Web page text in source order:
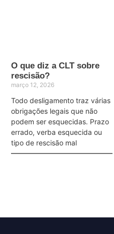
O que diz a CLT sobre
rescisão?
março 12, 2026
Todo desligamento traz várias
obrigações legais que não
podem ser esquecidas. Prazo
errado, verba esquecida ou
tipo de rescisão mal